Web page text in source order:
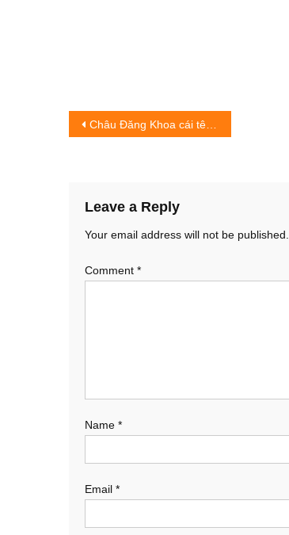
Post
Châu Đăng Khoa cái tên được kỳ vọng sẽ tạo nên làn sóng làm mới V-pop
Leave a Reply
Your email address will not be published.
Comment *
Name *
Email *